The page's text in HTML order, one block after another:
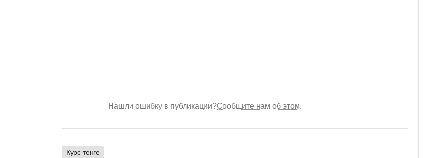
Нашли ошибку в публикации?Сообщите нам об этом.
Курс тенге